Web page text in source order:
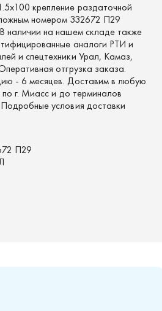
крепление раздаточной
номером 332672 П29
наличии на нашем складе также
аналоги РТИ и
и спецтехники Урал, Камаз,
отгрузка заказа.
- 6 месяцев. Доставим в любую
по г. Миасс и до терминалов
условия доставки
П29